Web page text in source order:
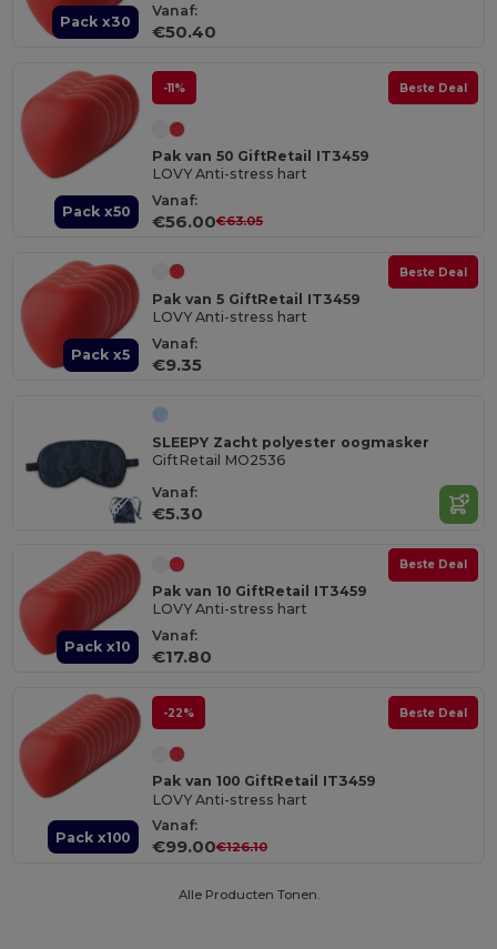
Pack x30
Vanaf:
€50.40
Pack x50
-11% Beste Deal
Pak van 50 GiftRetail IT3459
LOVY Anti-stress hart
Vanaf:
€56.00€63.05
Pack x5
Beste Deal
Pak van 5 GiftRetail IT3459
LOVY Anti-stress hart
Vanaf:
€9.35
SLEEPY Zacht polyester oogmasker
GiftRetail MO2536
Vanaf:
€5.30
Pack x10
Beste Deal
Pak van 10 GiftRetail IT3459
LOVY Anti-stress hart
Vanaf:
€17.80
Pack x100
-22% Beste Deal
Pak van 100 GiftRetail IT3459
LOVY Anti-stress hart
Vanaf:
€99.00€126.10
Alle Producten Tonen.